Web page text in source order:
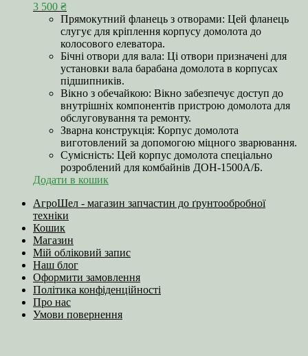
3 500 ₴
Прямокутний фланець з отворами: Цей фланець
слугує для кріплення корпусу домолота до
колосового елеватора.
Бічні отвори для вала: Ці отвори призначені для
установки вала барабана домолота в корпусах
підшипників.
Вікно з обечайкою: Вікно забезпечує доступ до
внутрішніх компонентів пристрою домолота для
обслуговування та ремонту.
Зварна конструкція: Корпус домолота
виготовлений за допомогою міцного зварювання.
Сумісність: Цей корпус домолота спеціально
розроблений для комбайнів ДОН-1500А/Б.
Додати в кошик
АгроШел - магазин запчастин до ґрунтообробної
техніки
Кошик
Магазин
Мій обліковий запис
Наш блог
Оформити замовлення
Політика конфіденційності
Про нас
Умови повернення